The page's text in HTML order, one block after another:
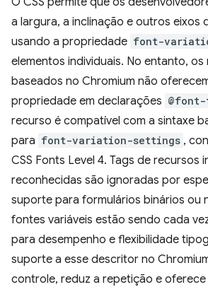
a largura, a inclinação e outros eixos
usando a propriedade font-
elementos individuais. No entanto,
baseados no Chromium não
propriedade em declarações
recurso é compatível com a sintaxe
para font-variation-settings ,
CSS Fonts Level 4. Tags de recursos
reconhecidas são ignoradas por
suporte para formulários binários ou
fontes variáveis estão sendo cada
para desempenho e flexibilidade
suporte a esse descritor no
controle, reduz a repetição e